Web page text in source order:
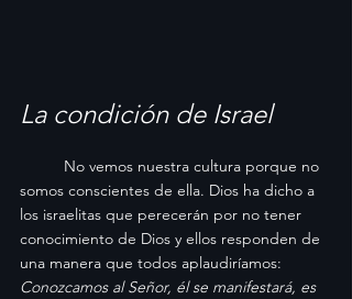
La condición de Israel
somos conscientes de ella. Dios ha dicho a
los israelitas que perecerán por no tener
conocimiento de Dios y ellos responden de
una manera que todos aplaudiríamos:
Conozcamos al Señor, él se manifestará, es